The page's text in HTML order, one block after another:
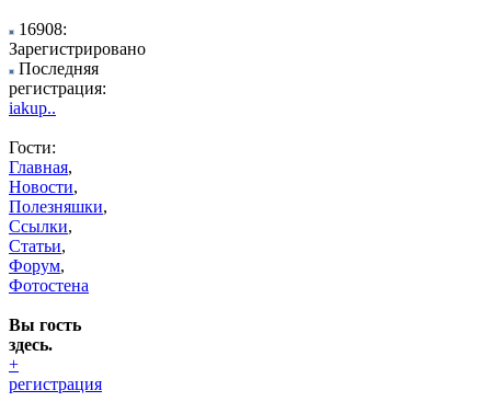
16908:
Зарегистрировано
Последняя
регистрация:
iakup..
Гости:
Главная,
Новости,
Полезняшки,
Ссылки,
Статьи,
Форум,
Фотостена
Вы гость
здесь.
+
регистрация